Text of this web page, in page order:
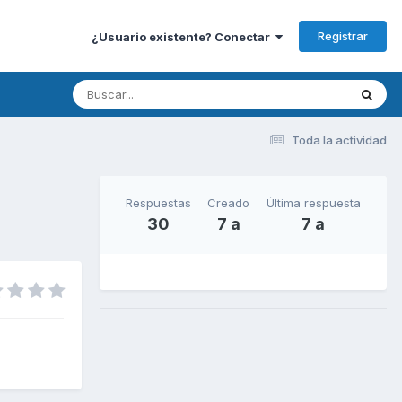
¿Usuario existente? Conectar Registrar
Toda la actividad
Respuestas
30
Creado
7 a
Última respuesta
7 a